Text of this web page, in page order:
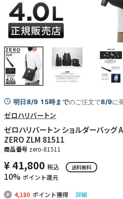
明日8/9 15時までのご注文で8/9に
ゼロハリバートン
ゼロハリバートン ショルダーバッグ
ZERO ZLM 81511
商品番号 zero-81511
¥41,800 税込 送料無料
10% ポイント還元
4,180 ポイント獲得
詳細